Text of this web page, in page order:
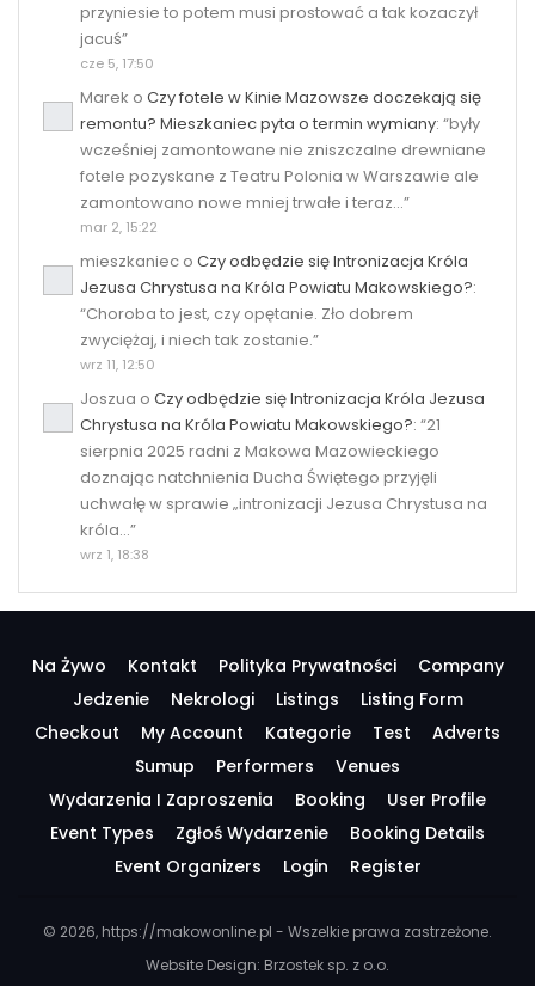
przyniesie to potem musi prostować a tak kozaczył
jacuś”
cze 5, 17:50
Marek o Czy fotele w Kinie Mazowsze doczekają się
remontu? Mieszkaniec pyta o termin wymiany: “były
wcześniej zamontowane nie zniszczalne drewniane
fotele pozyskane z Teatru Polonia w Warszawie ale
zamontowano nowe mniej trwałe i teraz…”
mar 2, 15:22
mieszkaniec o Czy odbędzie się Intronizacja Króla
Jezusa Chrystusa na Króla Powiatu Makowskiego?:
“Choroba to jest, czy opętanie. Zło dobrem
zwyciężaj, i niech tak zostanie.”
wrz 11, 12:50
Joszua o Czy odbędzie się Intronizacja Króla Jezusa
Chrystusa na Króla Powiatu Makowskiego?: “21
sierpnia 2025 radni z Makowa Mazowieckiego
doznając natchnienia Ducha Świętego przyjęli
uchwałę w sprawie „intronizacji Jezusa Chrystusa na
króla…”
wrz 1, 18:38
Na Żywo Kontakt Polityka Prywatności
Company
Jedzenie
Nekrologi Listings
Listing Form
Checkout
My Account Kategorie Test
Adverts
Sumup
Performers
Venues
Wydarzenia I Zaproszenia
Booking
User Profile
Event Types
Zgłoś Wydarzenie
Booking Details
Event Organizers
Login Register
© 2026, https://makowonline.pl - Wszelkie prawa zastrzeżone.
Website Design: Brzostek sp. z o.o.